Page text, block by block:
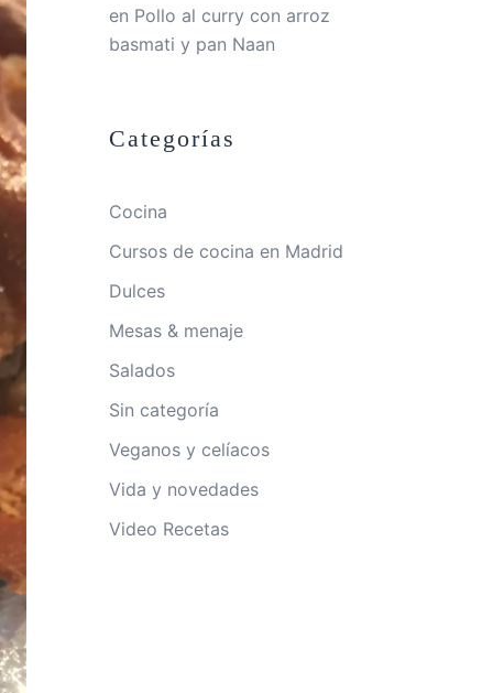
en Pollo al curry con arroz
basmati y pan Naan
Categorías
Cocina
Cursos de cocina en Madrid
Dulces
Mesas & menaje
Salados
Sin categoría
Veganos y celíacos
Vida y novedades
Video Recetas